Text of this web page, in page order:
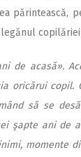
părintească,
de acasă».
oricărui copil.
să se
şapte ani de
momente